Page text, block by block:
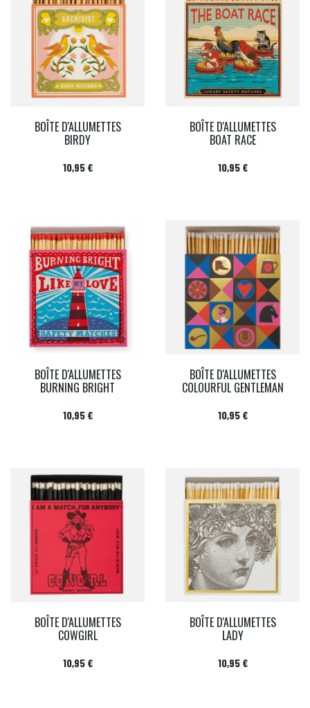
BOÎTE D'ALLUMETTES
BIRDY
Prix
10,95 €
BOÎTE D'ALLUMETTES
BOAT RACE
Prix
10,95 €
BOÎTE D'ALLUMETTES
BURNING BRIGHT
Prix
10,95 €
BOÎTE D'ALLUMETTES
COLOURFUL GENTLEMAN
Prix
10,95 €
BOÎTE D'ALLUMETTES
COWGIRL
Prix
10,95 €
BOÎTE D'ALLUMETTES
LADY
Prix
10,95 €